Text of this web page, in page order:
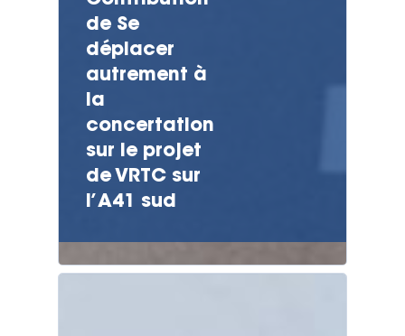
de Se
déplacer
autrement à
la
concertation
sur le projet
de VRTC sur
l’A41 sud